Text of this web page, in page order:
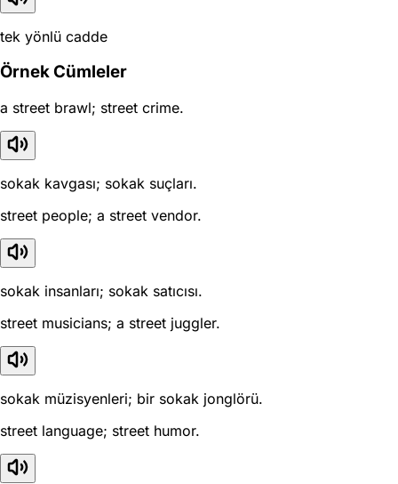
tek yönlü cadde
Örnek Cümleler
a street brawl; street crime.
sokak kavgası; sokak suçları.
street people; a street vendor.
sokak insanları; sokak satıcısı.
street musicians; a street juggler.
sokak müzisyenleri; bir sokak jonglörü.
street language; street humor.